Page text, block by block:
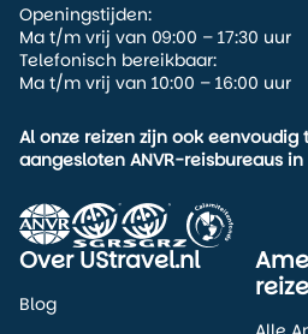
Openingstijden:
Ma t/m vrij van 09:00 – 17:30 uur
Telefonisch bereikbaar:
Ma t/m vrij van 10:00 – 16:00 uur
Al onze reizen zijn ook
aangesloten ANVR-reisbureaus
Over UStravel.nl
Blog